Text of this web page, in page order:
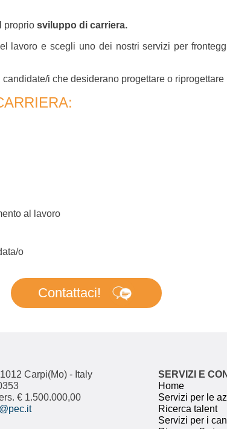
proprio sviluppo di carriera.
lavoro e scegli uno dei nostri servizi per
i che desiderano progettare o
al lavoro
o
Contattaci!
Carpi(Mo) - Italy
€ 1.500.000,00
SERVIZI E
Home
Servizi per le
Ricerca talent
Servizi per i